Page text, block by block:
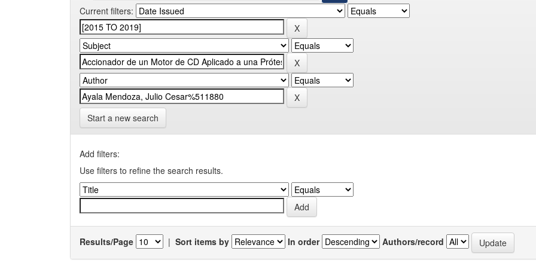
Current filters:
Start a new search
Add filters:
Use filters to refine the search results.
Results/Page | Sort items by In order Authors/record